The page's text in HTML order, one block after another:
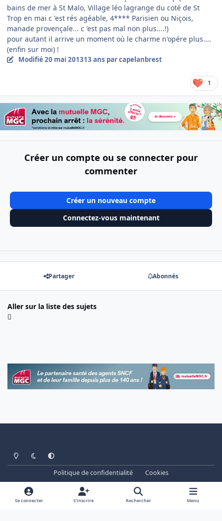
bains de mer à St Malo, Village léo lagrange du coté de St
Trop en mai c 'est rés agéable, 4**** Parisien ou Niçois,
manade provençale... c 'est pas mal non plus....!)
pour autant il arrive un moment où le charme n'opére plus....
(enfin sur moi) !
Modifié20 mai 201313 ans par capelanbrest
1
Créer un compte ou se connecter pour
commenter
Créer un nouveau compte
Connectez-vous maintenant
Partager Abonnés
Aller sur la liste des sujets
Light ModeDark ModeSystem Preference
Politique de confidentialité
Cookies
www.cheminots.net - Forum Libre depuis 2003
Powered by
Invision Community
Se connecter S’inscrire Rechercher Menu